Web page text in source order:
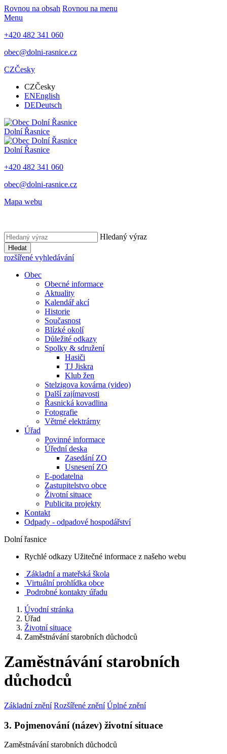
Rovnou na obsah Rovnou na menu
Menu
+420 482 341 060
obec@dolni-rasnice.cz
CZČesky
CZČesky
ENEnglish
DEDeutsch
Dolní Řasnice
Dolní Řasnice
+420 482 341 060
obec@dolni-rasnice.cz
Mapa webu
Hledaný výraz
Hledat
rozšířené vyhledávání
Obec
Obecné informace
Aktuality
Kalendář akcí
Historie
Současnost
Blízké okolí
Důležité odkazy
Spolky & sdružení
Hasiči
TJ Jiskra
Klub žen
Stelzigova kovárna (video)
Další zajímavosti
Řasnická kovadlina
Fotografie
Větrné elektrárny
Úřad
Povinné informace
Úřední deska
Zasedání ZO
Usnesení ZO
E-podatelna
Zastupitelstvo obce
Životní situace
Publicita projekty
Kontakt
Odpady - odpadové hospodářství
Dolní řasnice
Rychlé odkazy Užitečné informace z našeho webu
Základní a mateřská škola
Virtuální prohlídka obce
Podrobné kontakty úřadu
Úvodní stránka
Úřad
Životní situace
Zaměstnávání starobních důchodců
Zaměstnávání starobních
důchodců
Základní znění Rozšířené znění Úplné znění
3. Pojmenování (název) životní situace
Zaměstnávání starobních důchodců